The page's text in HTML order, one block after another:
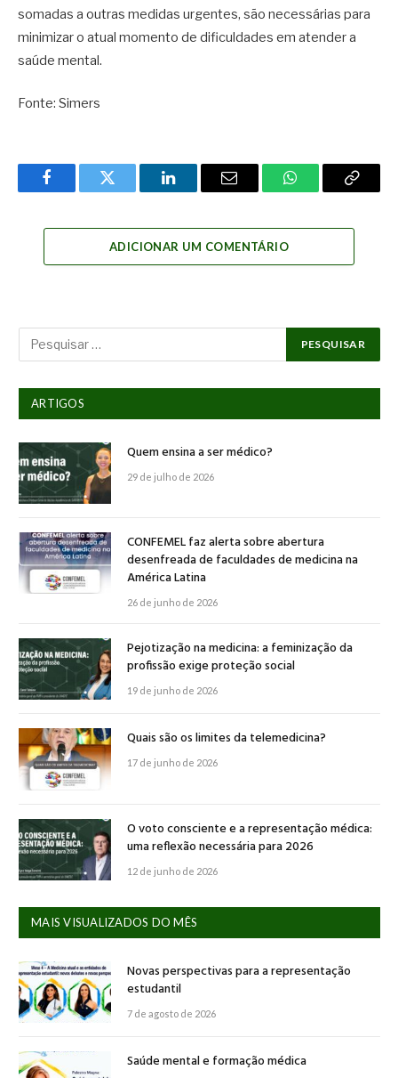
somadas a outras medidas urgentes, são necessárias para
minimizar o atual momento de dificuldades em atender a
saúde mental.
Fonte: Simers
FacebookTwitter LinkedInEmail WhatsAppCopy
ADICIONAR UM COMENTÁRIO
ARTIGOS
Quem ensina a ser médico?
29 de julho de 2026
CONFEMEL faz alerta sobre abertura
desenfreada de faculdades de medicina na
América Latina
26 de junho de 2026
Pejotização na medicina: a feminização da
profissão exige proteção social
19 de junho de 2026
Quais são os limites da telemedicina?
17 de junho de 2026
O voto consciente e a representação médica:
uma reflexão necessária para 2026
12 de junho de 2026
MAIS VISUALIZADOS DO MÊS
Novas perspectivas para a representação
estudantil
7 de agosto de 2026
Saúde mental e formação médica